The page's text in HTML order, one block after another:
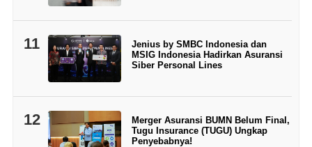
11
Jenius by SMBC Indonesia dan
MSIG Indonesia Hadirkan Asuransi
Siber Personal Lines
12
Merger Asuransi BUMN Belum Final,
Tugu Insurance (TUGU) Ungkap
Penyebabnya!